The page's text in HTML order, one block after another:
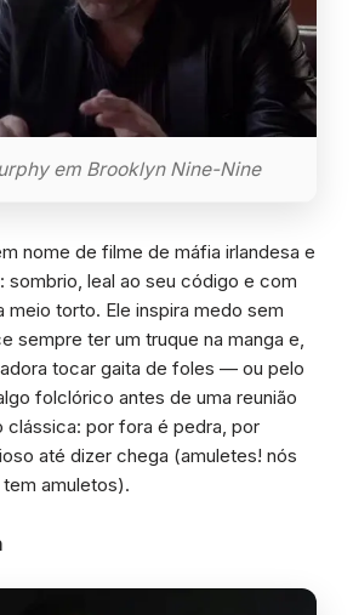
em Brooklyn Nine-Nine
nome de filme de máfia irlandesa e
sombrio, leal ao seu código e com
meio torto. Ele inspira medo sem
sempre ter um truque na manga e,
tocar gaita de foles — ou pelo
folclórico antes de uma reunião
clássica: por fora é pedra, por
até dizer chega (amuletes! nós
amuletos).